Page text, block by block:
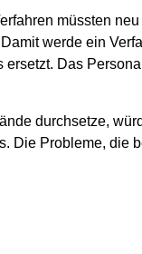
müssten
werde ein
Das
durchsetze,
Die Probleme, die